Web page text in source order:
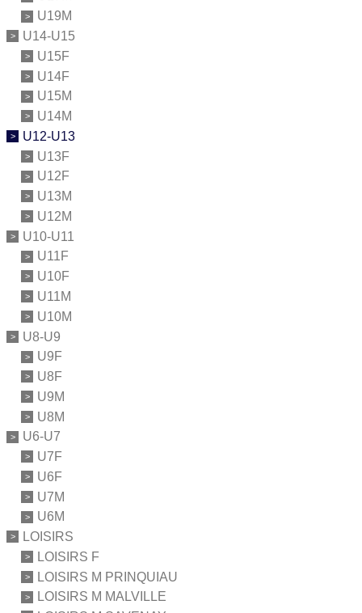
U19M
U14-U15
U15F
U14F
U15M
U14M
U12-U13
U13F
U12F
U13M
U12M
U10-U11
U11F
U10F
U11M
U10M
U8-U9
U9F
U8F
U9M
U8M
U6-U7
U7F
U6F
U7M
U6M
LOISIRS
LOISIRS F
LOISIRS M PRINQUIAU
LOISIRS M MALVILLE